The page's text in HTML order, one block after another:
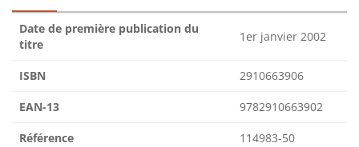
Date de première publication du
titre
1er janvier 2002
ISBN 2910663906
EAN-13 9782910663902
Référence 114983-50